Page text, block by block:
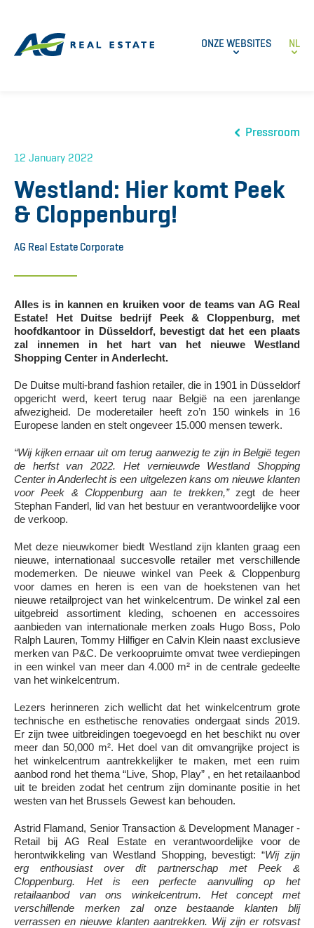
ONZE WEBSITES NL
Pressroom
12 January 2022
Westland: Hier komt Peek
& Cloppenburg!
AG Real Estate Corporate
Alles is in kannen en kruiken voor de teams van AG Real
Estate! Het Duitse bedrijf Peek & Cloppenburg, met
hoofdkantoor in Düsseldorf, bevestigt dat het een plaats
zal innemen in het hart van het nieuwe Westland
Shopping Center in Anderlecht.
De Duitse multi-brand fashion retailer, die in 1901 in Düsseldorf
opgericht werd, keert terug naar België na een jarenlange
afwezigheid. De moderetailer heeft zo’n 150 winkels in 16
Europese landen en stelt ongeveer 15.000 mensen tewerk.
“Wij kijken ernaar uit om terug aanwezig te zijn in België tegen
de herfst van 2022. Het vernieuwde Westland Shopping
Center in Anderlecht is een uitgelezen kans om nieuwe klanten
voor Peek & Cloppenburg aan te trekken,”zegt de heer
Stephan Fanderl, lid van het bestuur en verantwoordelijke voor
de verkoop.
Met deze nieuwkomer biedt Westland zijn klanten graag een
nieuwe, internationaal succesvolle retailer met verschillende
modemerken. De nieuwe winkel van Peek & Cloppenburg
voor dames en heren is een van de hoekstenen van het
nieuwe retailproject van het winkelcentrum. De winkel zal een
uitgebreid assortiment kleding, schoenen en accessoires
aanbieden van internationale merken zoals Hugo Boss, Polo
Ralph Lauren, Tommy Hilfiger en Calvin Klein naast exclusieve
merken van P&C. De verkoopruimte omvat twee verdiepingen
in een winkel van meer dan 4.000 m² in de centrale gedeelte
van het winkelcentrum.
Lezers herinneren zich wellicht dat het winkelcentrum grote
technische en esthetische renovaties ondergaat sinds 2019.
Er zijn twee uitbreidingen toegevoegd en het beschikt nu over
meer dan 50,000 m². Het doel van dit omvangrijke project is
het winkelcentrum aantrekkelijker te maken, met een ruim
aanbod rond het thema “Live, Shop, Play” , en het retailaanbod
uit te breiden zodat het centrum zijn dominante positie in het
westen van het Brussels Gewest kan behouden.
Astrid Flamand, Senior Transaction & Development Manager -
Retail bij AG Real Estate en verantwoordelijke voor de
herontwikkeling van Westland Shopping, bevestigt: “Wij zijn
erg enthousiast over dit partnerschap met Peek &
Cloppenburg. Het is een perfecte aanvulling op het
retailaanbod van ons winkelcentrum. Het concept met
verschillende merken zal onze bestaande klanten blij
verrassen en nieuwe klanten aantrekken. Wij zijn er rotsvast